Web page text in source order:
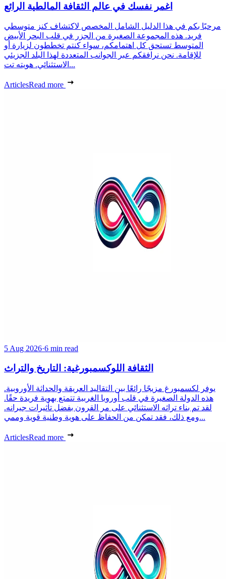
اغمر نفسك في عالم الثقافة المالطية الرائع
مرحبًا بكم في هذا الدليل الشامل المخصص لاكتشاف كنز متوسطي
فريد. هذه المجموعة الصغيرة من الجزر في قلب البحر الأبيض
المتوسط تستحق كل اهتمامكم، سواء كنتم تخططون لزيارة أو
للإقامة. نحن نرافقكم عبر الجوانب المتعددة لهذا البلد الجزيئي
الاستثنائي. هويته تت...
ArticlesRead more
5 Aug 2026·6 min read
الثقافة اللوكسمبورغية: التاريخ والتراث
يوفر لكسمبورغ مزيجًا رائعًا بين التقاليد العريقة والحداثة الأوروبية.
هذه الدولة الصغيرة في قلب أوروبا الغربية تتمتع بهوية فريدة حقًا.
لقد تم بناء تراثه الاستثنائي على مر القرون بفضل تأثيرات جيرانه.
ومع ذلك، فقد تمكن من الحفاظ على هوية وطنية قوية وممي...
ArticlesRead more